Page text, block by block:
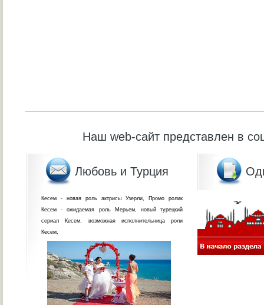
Наш web-сайт представлен в
Любовь и Турция
Кесем - новая роль актрисы Узерли, Промо ролик
Кесем - ожидаемая роль Мерьем, новый турецкий
сериал Кесем, возможная исполнительница роли
Кесем,